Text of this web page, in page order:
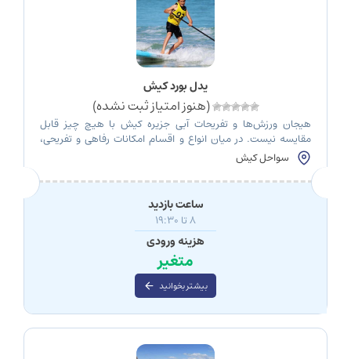
پدل بورد کیش
(هنوز امتیاز ثبت نشده)
هیجان ورزش‌ها و تفریحات آبی جزیره کیش با هیچ چیز قابل
مقایسه نیست. در میان انواع و اقسام امکانات رفاهی و تفریحی،
پدل بورد یکی از بهترین ورزش‌های هیجانی در جزیره زیبای کیش
است که محبوبیت بالایی هم در بین مسافران و هم مردم محلی
دارد. پدل بوردینگ معمولا روی آب‌های آرام انجام می‌شود و […]
سواحل کیش
ساعت بازدید
8 تا 19:30
هزینه ورودی
متغیر
بیشتر بخوانید